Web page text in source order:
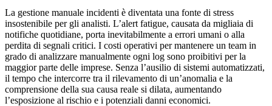
La gestione manuale incidenti è diventata una fonte di stress
insostenibile per gli analisti. L’alert fatigue, causata da migliaia di
notifiche quotidiane, porta inevitabilmente a errori umani o alla
perdita di segnali critici. I costi operativi per mantenere un team in
grado di analizzare manualmente ogni log sono proibitivi per la
maggior parte delle imprese. Senza l’ausilio di sistemi automatizzati,
il tempo che intercorre tra il rilevamento di un’anomalia e la
comprensione della sua causa reale si dilata, aumentando
l’esposizione al rischio e i potenziali danni economici.